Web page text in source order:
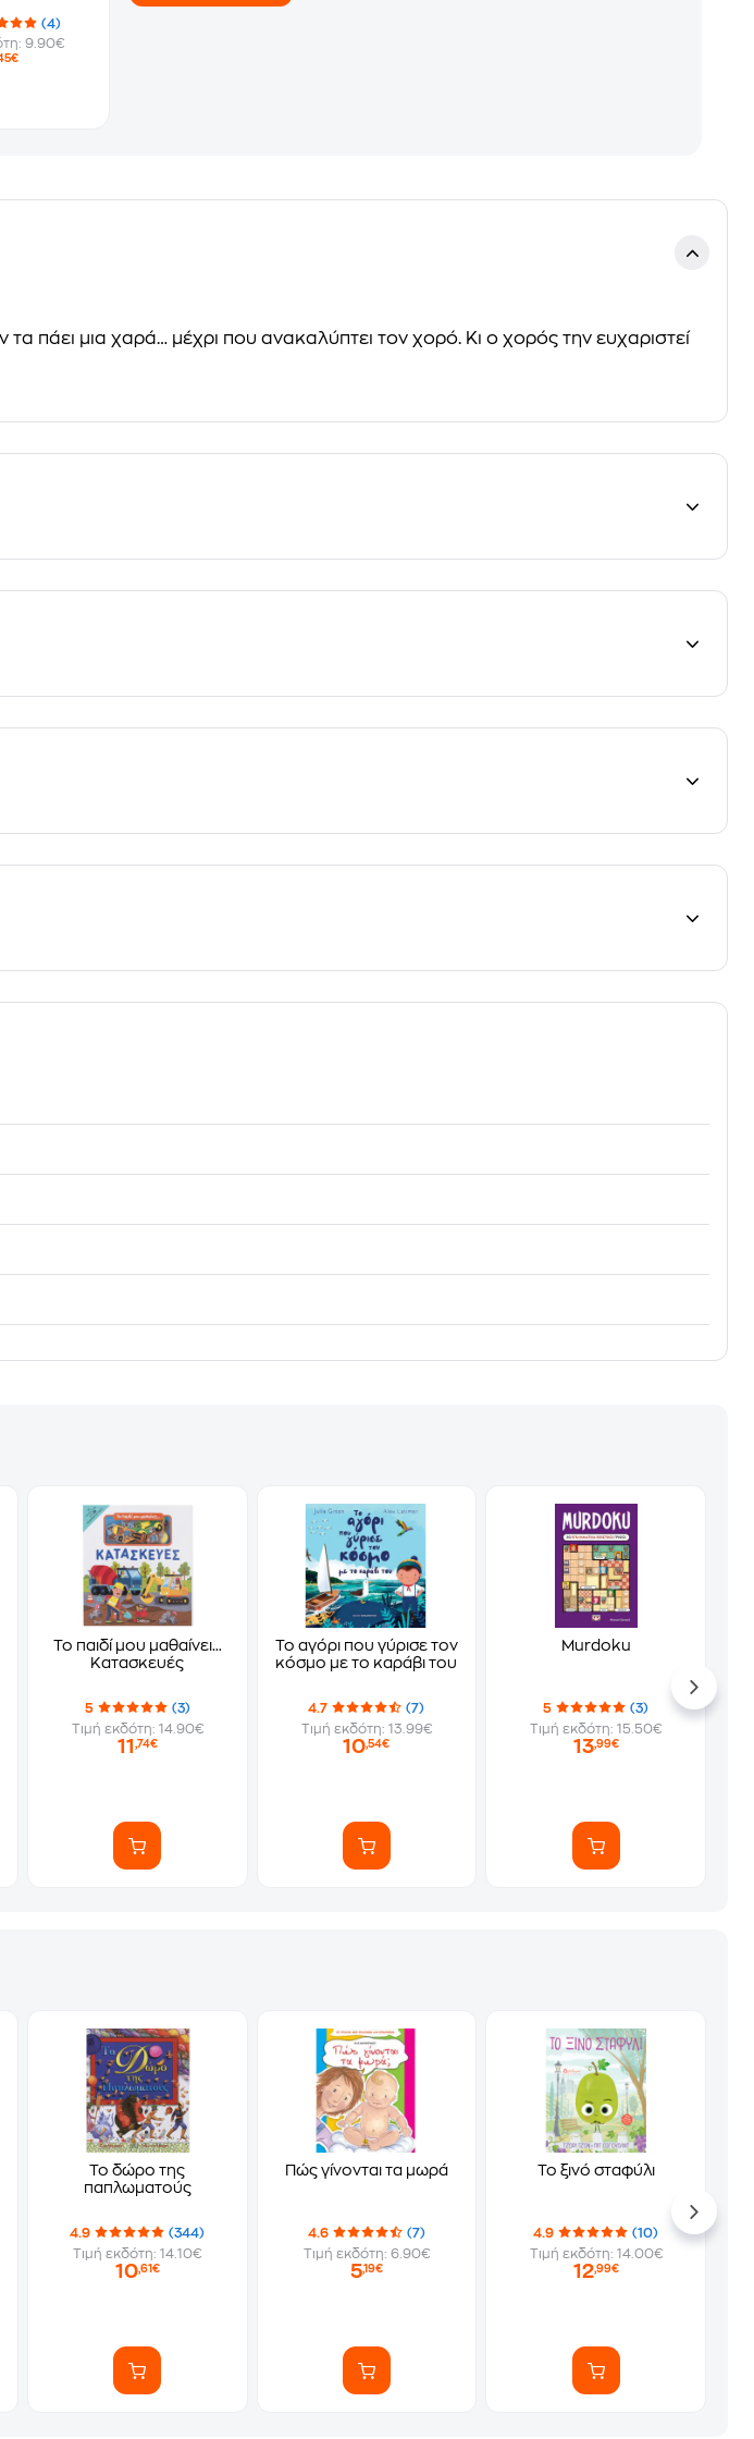
(4)
9.90€
πάει μια χαρά… μέχρι που ανακαλύπτει τον χορό. Κι ο χορός την ευχαριστεί
Το παιδί μου μαθαίνει…
Κατασκευές
5
(3)
Τιμή εκδότη: 14.90€
11 ,74€
Το αγόρι που γύρισε τον
κόσμο με το καράβι του
4.7
(7)
Τιμή εκδότη: 13.99€
10,54€
Murdoku
5
(3)
Τιμή εκδότη: 15.50€
13,99€
Το δώρο της
παπλωματούς
4.9
(344)
Τιμή εκδότη: 14.10€
10,61€
Πώς γίνονται τα μωρά
4.6
(7)
Τιμή εκδότη: 6.90€
5,19€
Το ξινό σταφύλι
4.9
(10)
Τιμή εκδότη: 14.00€
12,99€